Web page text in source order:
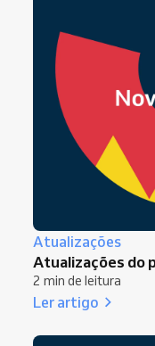
Atualizações
Atualizações do
2 min de leitura
Ler artigo